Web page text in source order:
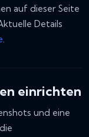
auf dieser Seite
Details
.
einrichten
und eine